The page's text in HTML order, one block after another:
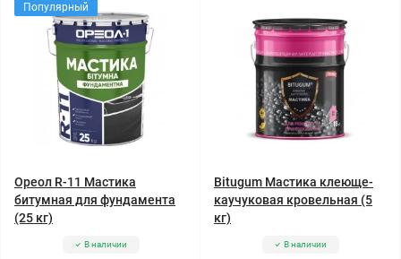
Популярный
Ореол R-11 Мастика
битумная для фундамента
(25 кг)
В наличии
Bitugum Мастика клеюще-
каучуковая кровельная (5
кг)
В наличии